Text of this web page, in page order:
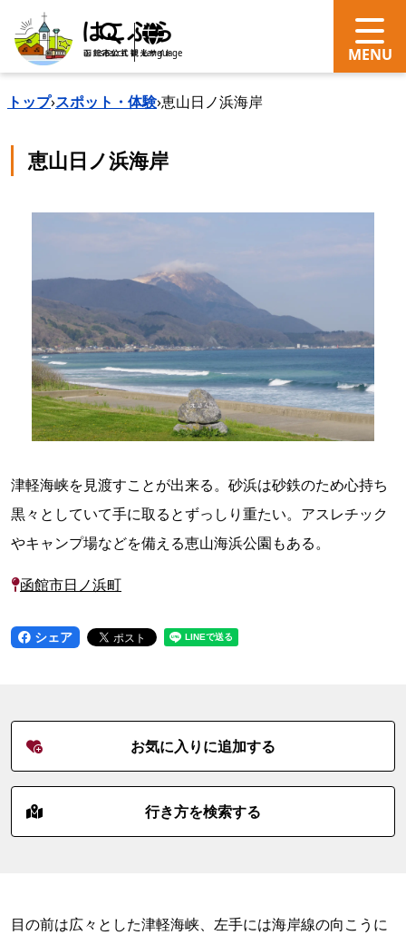
search Language
トップ›スポット・体験›恵山日ノ浜海岸
恵山日ノ浜海岸
津軽海峡を見渡すことが出来る。砂浜は砂鉄のため心持ち
黒々としていて手に取るとずっしり重たい。アスレチック
やキャンプ場などを備える恵山海浜公園もある。
函館市日ノ浜町
シェア
お気に入りに追加する
行き方を検索する
目の前は広々とした津軽海峡、左手には海岸線の向こうに